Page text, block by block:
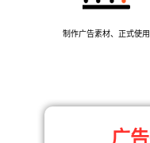
制作广告素材、正式使用
广